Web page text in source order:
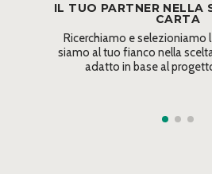
IL TUO PARTNER NELLA
CARTA
Ricerchiamo e selezioniamo
siamo al tuo fianco nella
adatto in base al